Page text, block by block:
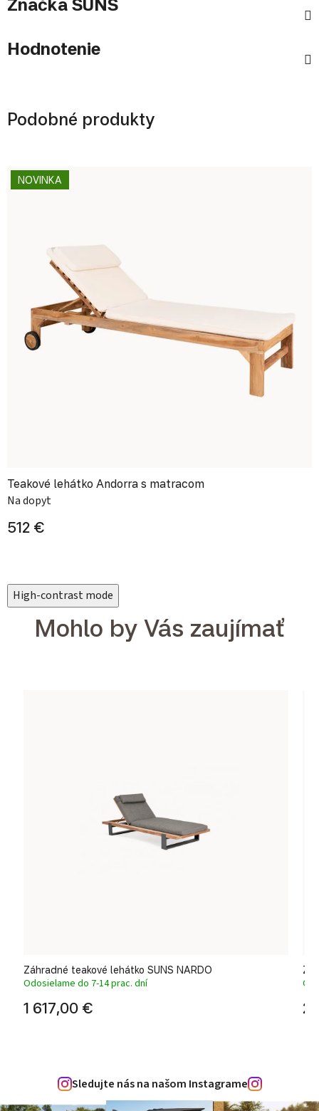
Značka SUNS
Hodnotenie
Podobné produkty
NOVINKA
Teakové lehátko Andorra s matracom
Na dopyt
512 €
High-contrast mode
Mohlo by Vás zaujímať
Záhradné teakové lehátko SUNS NARDO
Odosielame do 7-14 prac. dní
1 617,00 € 2
Sledujte nás na našom Instagrame